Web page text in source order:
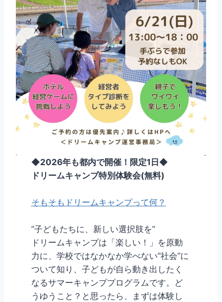
◆2026年も都内で開催！限定1日 ◆
ドリームキャンプ特別体験会(無料)
そもそもドリームキャンプって何？
”子どもたちに、新しい選択肢を”
ドリームキャンプは「楽しい！」を原動
力に、学校ではなかなか学べない”社会”に
ついて知り、子どもが自ら動き出したく
なるサマーキャンププログラムです。ど
うゆうこと？と思ったら、まずは体験し